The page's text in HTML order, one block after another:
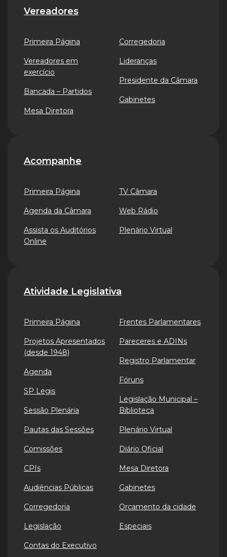
Vereadores
Primeira Página
Vereadores em
exercício
Bancada – Partidos
Mesa Diretora
Corregedoria
Lideranças
Presidente da Câmara
Gabinetes
Acompanhe
Primeira Página
Agenda da Câmara
Assista os Auditórios
Online
TV Câmara
Web Rádio
Plenário Virtual
Atividade Legislativa
Primeira Página
Projetos Apresentados
(desde 1948)
Agenda
SP Legis
Sessão Plenária
Pautas das Sessões
Comissões
CPIs
Audiências Públicas
Corregedoria
Legislação
Contas do Executivo
Frentes Parlamentares
Pareceres e ADINs
Registro Parlamentar
Fóruns
Legislação Municipal –
Biblioteca
Plenário Virtual
Diário Oficial
Mesa Diretora
Gabinetes
Orçamento da cidade
Especiais